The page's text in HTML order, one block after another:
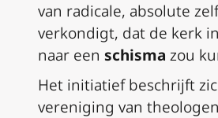
van radicale, absolute
verkondigt, dat de kerk
naar een schisma zou
Het initiatief beschrijft
vereniging van